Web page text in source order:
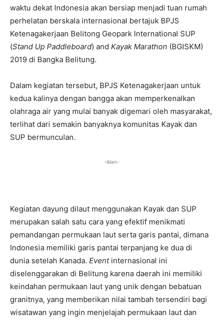
waktu dekat Indonesia akan bersiap menjadi tuan rumah
perhelatan berskala internasional bertajuk BPJS
Ketenagakerjaan Belitong Geopark International SUP
(Stand Up Paddleboard) and Kayak Marathon (BGISKM)
2019 di Bangka Belitung.
Dalam kegiatan tersebut, BPJS Ketenagakerjaan untuk
kedua kalinya dengan bangga akan memperkenalkan
olahraga air yang mulai banyak digemari oleh masyarakat,
terlihat dari semakin banyaknya komunitas Kayak dan
SUP bermunculan.
-iklan-
Kegiatan dayung dilaut menggunakan Kayak dan SUP
merupakan salah satu cara yang efektif menikmati
pemandangan permukaan laut serta garis pantai, dimana
Indonesia memiliki garis pantai terpanjang ke dua di
dunia setelah Kanada. Eventinternasional ini
diselenggarakan di Belitung karena daerah ini memiliki
keindahan permukaan laut yang unik dengan bebatuan
granitnya, yang memberikan nilai tambah tersendiri bagi
wisatawan yang ingin menjelajah permukaan laut dan